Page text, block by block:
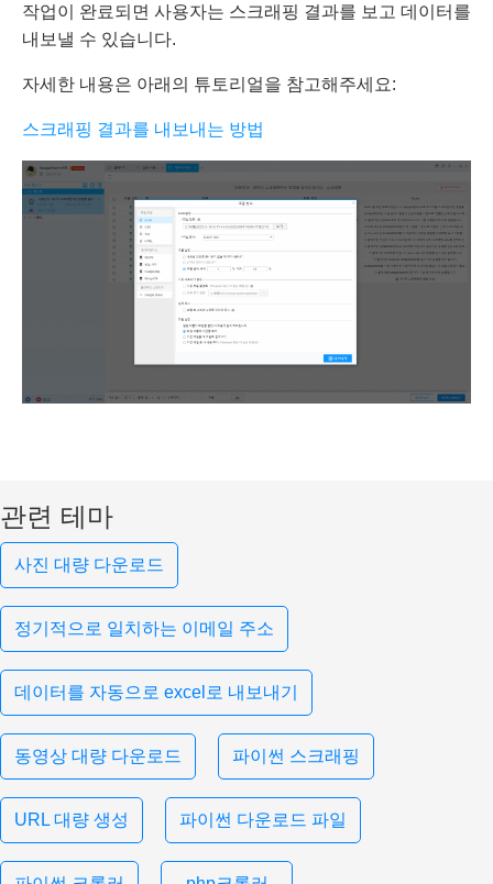
작업이 완료되면 사용자는 스크래핑 결과를 보고 데이터를
내보낼 수 있습니다.
자세한 내용은 아래의 튜토리얼을 참고해주세요:
스크래핑 결과를 내보내는 방법
관련 테마
사진 대량 다운로드
정기적으로 일치하는 이메일 주소
데이터를 자동으로 excel로 내보내기
동영상 대량 다운로드 파이썬 스크래핑
URL 대량 생성 파이썬 다운로드 파일